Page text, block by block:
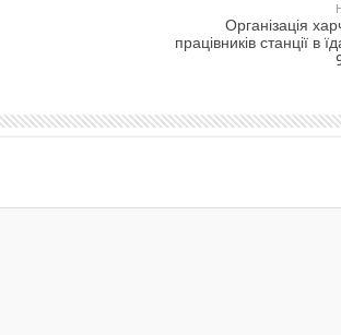
Організація
працівників станції в